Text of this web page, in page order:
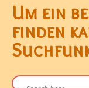
Um ein
finden